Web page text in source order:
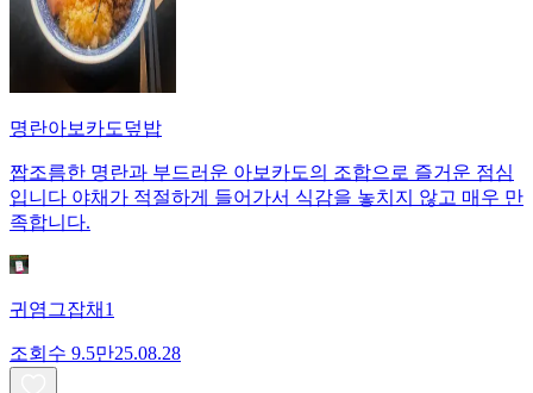
명란아보카도덮밥
짭조름한 명란과 부드러운 아보카도의 조합으로 즐거운 점심
입니다 야채가 적절하게 들어가서 식감을 놓치지 않고 매우 만
족합니다.
귀염그잡채1
조회수 9.5만25.08.28